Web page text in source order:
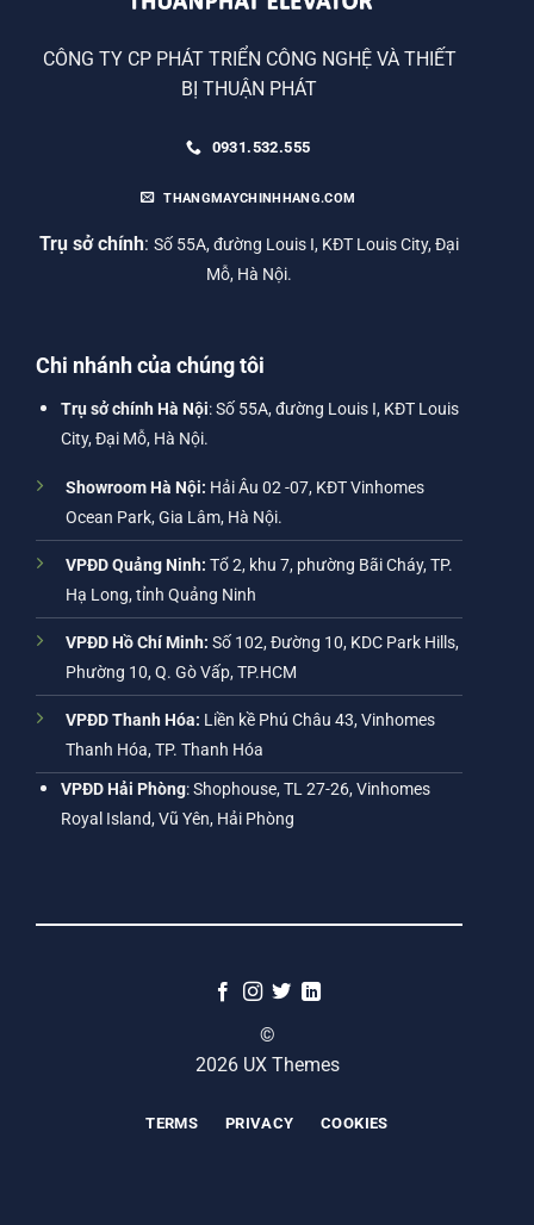
CÔNG TY CP PHÁT TRIỂN CÔNG NGHỆ VÀ THIẾT
BỊ THUẬN PHÁT
0931.532.555
THANGMAYCHINHHANG.COM
Trụ sở chính: Số 55A, đường Louis I, KĐT Louis City, Đại
Mỗ, Hà Nội.
Chi nhánh của chúng tôi
Trụ sở chính Hà Nội: Số 55A, đường Louis I, KĐT Louis
City, Đại Mỗ, Hà Nội.
Showroom Hà Nội: Hải Âu 02 -07, KĐT Vinhomes
Ocean Park, Gia Lâm, Hà Nội.
VPĐD Quảng Ninh: Tổ 2, khu 7, phường Bãi Cháy, TP.
Hạ Long, tỉnh Quảng Ninh
VPĐD Hồ Chí Minh: Số 102, Đường 10, KDC Park Hills,
Phường 10, Q. Gò Vấp, TP.HCM
VPĐD Thanh Hóa: Liền kề Phú Châu 43, Vinhomes
Thanh Hóa, TP. Thanh Hóa
VPĐD Hải Phòng: Shophouse, TL 27-26, Vinhomes
Royal Island, Vũ Yên, Hải Phòng
©
2026 UX Themes
TERMS PRIVACY COOKIES